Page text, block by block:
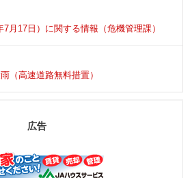
月17日）に関する情報（危機管理課）
（高速道路無料措置）
広告